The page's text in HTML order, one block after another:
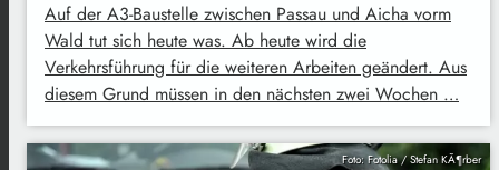
Auf der A3-Baustelle zwischen Passau und Aicha vorm
Wald tut sich heute was. Ab heute wird die
Verkehrsführung für die weiteren Arbeiten geändert. Aus
diesem Grund müssen in den nächsten zwei Wochen …
Foto: Fotolia / Stefan KÃ¶rber